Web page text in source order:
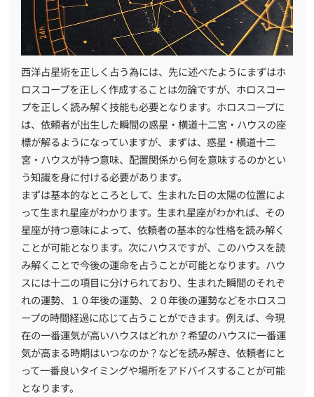
西洋占星術を正しく占う為には、先に述べたようにまずはホ
ロスコープを正しく作成することは勿論ですが、ホロスコー
プを正しく読み解く技能も必要となります。ホロスコープに
は、依頼者が出生した瞬間の惑星・横道十二宮・ハウスの座
標が解るようになっていますが、まずは、惑星・横道十二
宮・ハウスが持つ意味、配置関係から何を意味するのかとい
う知識を身に付ける必要があります。
まずは基本的なところとして、生まれた日の太陽の位置によ
って生まれ星座がわかります。生まれ星座がわかれば、その
星座が持つ意味によって、依頼者の基本的な性格を読み解く
ことが可能となります。次にハウスですが、このハウスを読
み解くことで今後の運命を占うことが可能となります。ハウ
スには十二の項目に分けられており、生まれた瞬間のそれぞ
れの運勢、１０年後の運勢、２０年後の運勢などをホロスコ
ープの時間経過に応じて占うことができます。例えば、今現
在の一番運気が高いハウスはどれか？希望のハウスに一番運
気が高まる時期はいつなのか？などを読み解き、依頼者にと
って一番良いタイミングや場所をアドバイスすることが可能
となります。